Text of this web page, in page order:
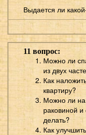
Выдается ли
11 вопрос:
Можно ли
из двух
Как
квартиру?
Можно ли на
раковиной и
делать?
Как